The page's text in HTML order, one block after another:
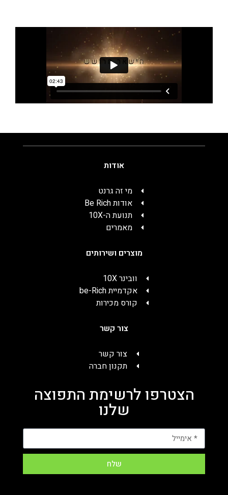
אודות
מי זה גרנט
אודות Be Rich
תנועת ה-10X
מאמרים
מוצרים ושירותים
וובינר 10X
אקדמיית be-Rich
קורס מכירות
צור קשר
צור קשר
תקנון חברה
הצטרפו לרשימת התפוצה
שלנו
שלח